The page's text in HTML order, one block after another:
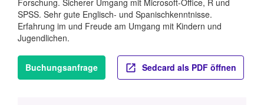
SPSS. Sehr gute Englisch- und Spanischkenntnisse.
Erfahrung im und Freude am Umgang mit Kindern und
Jugendlichen.
Buchungsanfrage Sedcard als PDF öffnen